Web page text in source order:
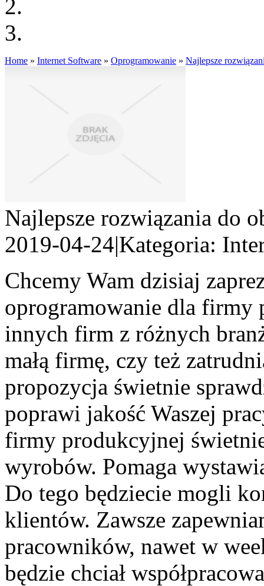
Home » Internet Software » Oprogramowanie » Najlepsze
Najlepsze rozwiązania do
2019-04-24|Kategoria:
Chcemy Wam dzisiaj
oprogramowanie dla
innych firm z różnych
małą firmę, czy też
propozycja świetnie
poprawi jakość Waszej
firmy produkcyjnej
wyrobów. Pomaga
Do tego będziecie mogli
klientów. Zawsze
pracowników, nawet w
będzie chciał